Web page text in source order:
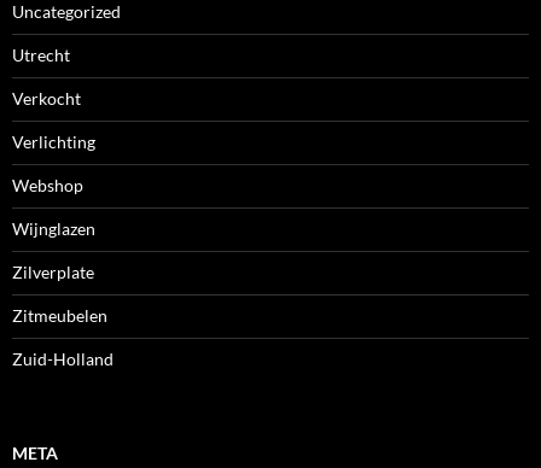
Uncategorized
Utrecht
Verkocht
Verlichting
Webshop
Wijnglazen
Zilverplate
Zitmeubelen
Zuid-Holland
META